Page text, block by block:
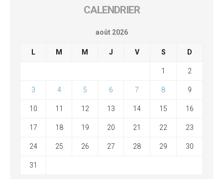
CALENDRIER
août 2026
L M M J V S D
1 2
3 4 5 6 7 8 9
10 11 12 13 14 15 16
17 18 19 20 21 22 23
24 25 26 27 28 29 30
31